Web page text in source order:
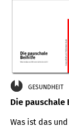
GESUNDHEIT
Die pauschale
Was ist das